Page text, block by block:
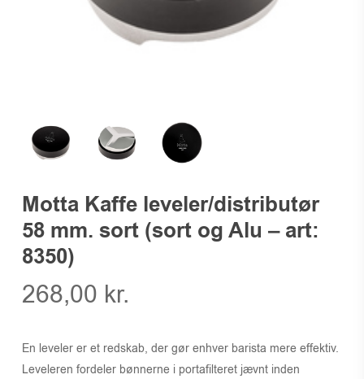
Motta Kaffe leveler/distributør
58 mm. sort (sort og Alu – art:
8350)
268,00 kr.
En leveler er et redskab, der gør enhver barista mere effektiv.
Leveleren fordeler bønnerne i portafilteret jævnt inden